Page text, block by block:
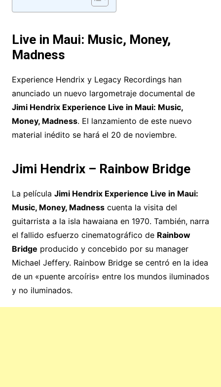
Live in Maui: Music, Money,
Madness
Experience Hendrix y Legacy Recordings han
anunciado un nuevo largometraje documental de
Jimi Hendrix Experience Live in Maui: Music,
Money, Madness. El lanzamiento de este nuevo
material inédito se hará el 20 de noviembre.
Jimi Hendrix – Rainbow Bridge
La película Jimi Hendrix Experience Live in Maui:
Music, Money, Madnesscuenta la visita del
guitarrista a la isla hawaiana en 1970. También, narra
el fallido esfuerzo cinematográfico de Rainbow
Bridge producido y concebido por su manager
Michael Jeffery. Rainbow Bridge se centró en la idea
de un «puente arcoíris» entre los mundos iluminados
y no iluminados.